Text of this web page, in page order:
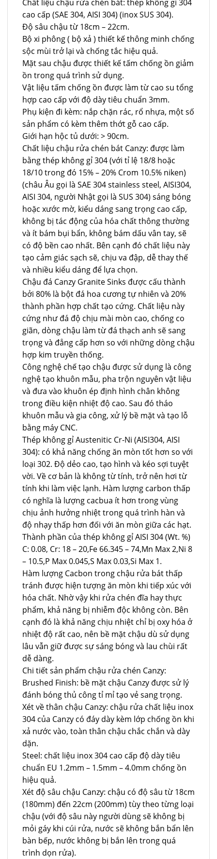
Chất liệu chậu rửa chén bát: thép không gỉ 304
cao cấp (SAE 304, AISI 304) (inox SUS 304).
Độ sâu chậu từ 18cm – 22cm.
Bộ xi phông ( bộ xả ) thiết kế thông minh chống
sộc mùi trở lại và chống tắc hiệu quả.
Mặt sau chậu được thiết kế tấm chống ồn giảm
ồn trong quá trình sử dụng.
Vật liệu tấm chống ồn được làm từ cao su tổng
hợp cao cấp với độ dày tiêu chuẩn 3mm.
Phụ kiện đi kèm: nắp chặn rác, rổ nhựa, một số
sản phẩm có kèm thêm thớt gỗ cao cấp.
Giới hạn hộc tủ dưới: > 90cm.
Chất liệu chậu rửa chén bát Canzy: được làm
bằng thép không gỉ 304 (với tỉ lệ 18/8 hoặc
18/10 trong đó 15% – 20% Crom 10.5% niken)
(châu Âu gọi là SAE 304 stainless steel, AISI304,
AISI 304, người Nhật gọi là SUS 304) sáng bóng
hoặc xước mờ, kiểu dáng sang trọng cao cấp,
không bị tác động của hóa chất thông thường
và ít bám bụi bẩn, không bám dấu vân tay, sẽ
có độ bền cao nhất. Bên cạnh đó chất liệu này
tạo cảm giác sạch sẽ, chịu va đập, dễ thay thế
và nhiều kiểu dáng để lựa chọn.
Chậu đá Canzy Granite Sinks được cấu thành
bởi 80% là bột đá hoa cương tự nhiên và 20%
thành phần hợp chất tạo cứng. Chất liệu này
cứng như đá độ chịu mài mòn cao, chống co
giãn, dòng chậu làm từ đá thạch anh sẽ sang
trọng và đẳng cấp hơn so với những dòng chậu
hợp kim truyền thống.
Công nghệ chế tạo chậu được sử dụng là công
nghệ tạo khuôn mẫu, pha trộn nguyên vật liệu
và đưa vào khuôn ép định hình chân không
trong điều kiện nhiệt độ cao. Sau đó tháo
khuôn mẫu và gia công, xử lý bề mặt và tạo lỗ
bằng máy CNC.
Thép không gỉ Austenitic Cr-Ni (AISI304, AISI
304): có khả năng chống ăn mòn tốt hơn so với
loại 302. Độ dẻo cao, tạo hình và kéo sợi tuyệt
vời. Về cơ bản là không từ tính, trở nên hơi từ
tính khi làm việc lạnh. Hàm lượng carbon thấp
có nghĩa là lượng cacbua ít hơn trong vùng
chịu ảnh hưởng nhiệt trong quá trình hàn và
độ nhạy thấp hơn đối với ăn mòn giữa các hạt.
Thành phần của thép không gỉ AISI 304 (Wt. %)
C: 0.08, Cr: 18 – 20,Fe 66.345 – 74,Mn Max 2,Ni 8
– 10.5,P Max 0.045,S Max 0.03,Si Max 1.
Hàm lượng Cacbon trong chậu rửa bát thấp
tránh được hiện tượng ăn mòn khi tiếp xúc với
hóa chất. Nhờ vậy khi rửa chén đĩa hay thực
phẩm, khả năng bị nhiễm độc không còn. Bên
cạnh đó là khả năng chịu nhiệt chỉ bị oxy hóa ở
nhiệt độ rất cao, nên bề mặt chậu dù sử dụng
lâu vẫn giữ được sự sáng bóng và lau chùi rất
dễ dàng.
Chi tiết sản phẩm chậu rửa chén Canzy:
Brushed Finish: bề mặt chậu Canzy được sử lý
đánh bóng thủ công tỉ mỉ tạo vẻ sang trọng.
Xét về thân chậu Canzy: chậu rửa chất liệu inox
304 của Canzy có đáy dày kèm lớp chống ồn khi
xả nước vào, toàn thân chậu chắc chắn và dày
dặn.
Steel: chất liệu inox 304 cao cấp độ dày tiêu
chuẩn EU 1.2mm – 1.5mm – 4.0mm chống ồn
hiệu quả.
Xét độ sâu chậu Canzy: chậu có độ sâu từ 18cm
(180mm) đến 22cm (200mm) tùy theo từng loại
chậu (với độ sâu này người dùng sẽ không bị
mỏi gáy khi cúi rửa, nước sẽ không bắn bẩn lên
bàn bếp, nước không bị bắn lên trong quá
trình dọn rửa).